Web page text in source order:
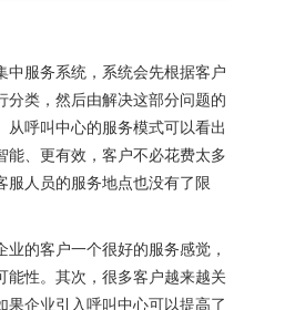
服务系统，系统会先根据客户
分类，然后由解决这部分问题的
从呼叫中心的服务模式可以看出
能、更有效，客户不必花费太多
服人员的服务地点也没有了限
的客户一个很好的服务感觉，
能性。其次，很多客户越来越关
果企业引入呼叫中心可以提高了